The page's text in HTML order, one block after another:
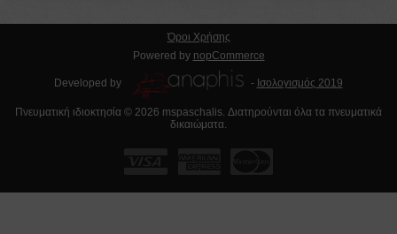
Όροι Χρήσης
Powered by nopCommerce
Developed by - Ισολογισμός 2019
Πνευματική ιδιοκτησία © 2026 mspaschalis. Διατηρούνται όλα τα πνευματικά
δικαιώματα.